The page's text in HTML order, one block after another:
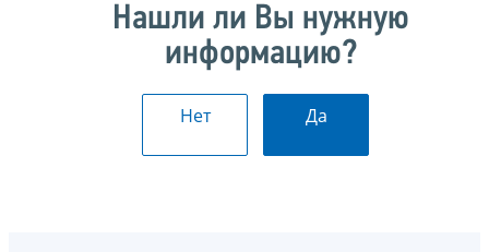
Нашли ли Вы нужную
информацию?
Нет Да